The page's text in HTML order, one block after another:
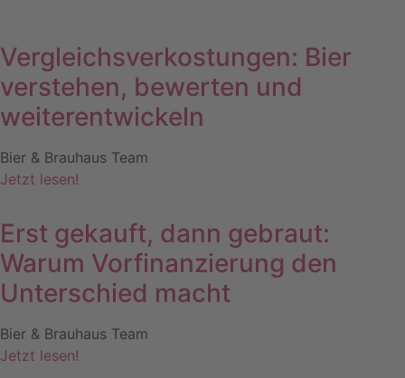
Vergleichsverkostungen: Bier
verstehen, bewerten und
weiterentwickeln
Bier & Brauhaus Team
Jetzt lesen!
Erst gekauft, dann gebraut:
Warum Vorfinanzierung den
Unterschied macht
Bier & Brauhaus Team
Jetzt lesen!